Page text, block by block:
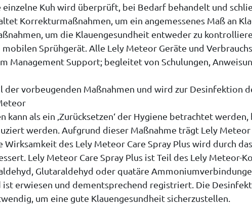
Kuh wird überprüft, bei Bedarf behandelt und
Korrekturmaßnahmen, um ein angemessenes Maß an
um die Klauengesundheit entweder zu
Sprühgerät. Alle Lely Meteor Geräte und
Management Support; begleitet von Schulungen,
der vorbeugenden Maßnahmen und wird zur Desinfektion
als ein ‚Zurücksetzen‘ der Hygiene betrachtet
werden. Aufgrund dieser Maßnahme trägt Lely
des Lely Meteor Care Spray Plus wird durch
Lely Meteor Care Spray Plus ist Teil des Lely Meteor-
Glutaraldehyd oder quatäre
erwiesen und dementsprechend registriert. Die
um eine gute Klauengesundheit sicherzustellen.